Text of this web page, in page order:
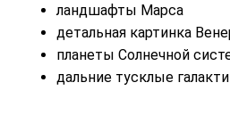
ландшафты Марса
детальная картинка
планеты Солнечной
дальние тусклые